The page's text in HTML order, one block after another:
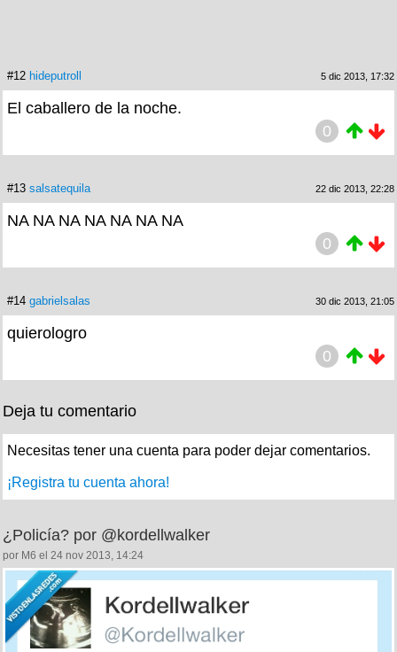
#12 hideputroll 5 dic 2013, 17:32
El caballero de la noche.
0
#13 salsatequila 22 dic 2013, 22:28
NA NA NA NA NA NA NA
0
#14 gabrielsalas 30 dic 2013, 21:05
quierologro
0
Deja tu comentario
Necesitas tener una cuenta para poder dejar comentarios.
¡Registra tu cuenta ahora!
¿Policía? por @kordellwalker
por M6 el 24 nov 2013, 14:24